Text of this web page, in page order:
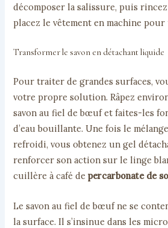
décomposer la salissure, puis
placez le vêtement en machine
Transformer le savon en détachant liquide
Pour traiter de grandes surfaces,
votre propre solution. Râpez
savon au fiel de bœuf et faites-les
d’eau bouillante. Une fois le
refroidi, vous obtenez un gel
renforcer son action sur le linge
cuillère à café depercarbonate de
Le savon au fiel de bœuf ne se
la surface. Il s’insinue dans les